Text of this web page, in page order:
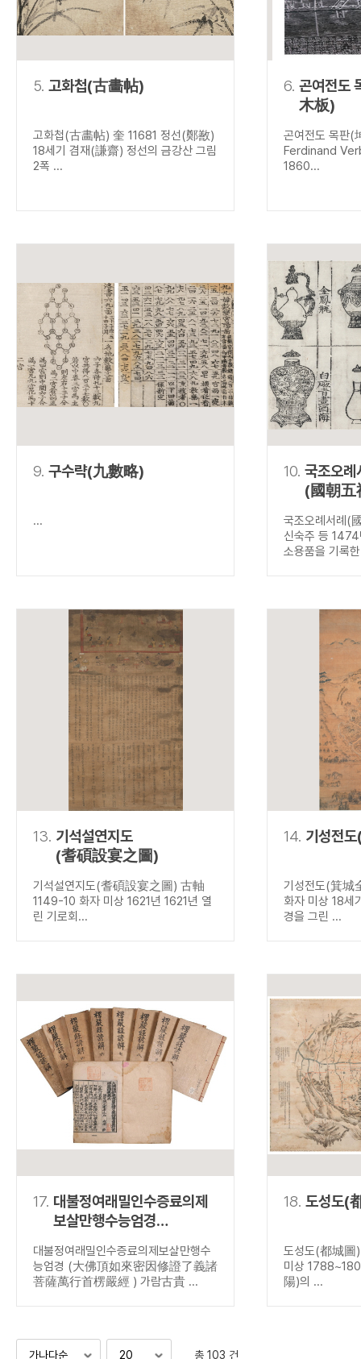
5. 고화첩(古畵帖)
고화첩(古畵帖) 奎 11681 정선(鄭敾)
18세기 겸재(謙齋) 정선의 금강산 그림
2폭 ...
6. 곤여전도
木板)
곤여전도 목판
Ferdinand
1860...
9. 구수략(九數略)
...
10. 국조오례
(國朝五
국조오례서례(
신숙주 등
소용품을 기록
13. 기석설연지도
(耆碩設宴之圖)
기석설연지도(耆碩設宴之圖) 古軸
1149-10 화자 미상 1621년 1621년 열
린 기로회...
14. 기성전
기성전도(箕
화자 미상 18세
경을 그린 ...
17. 대불정여래밀인수증료의제
보살만행수능엄경
義諸菩薩萬行首楞嚴經 )
대불정여래밀인수증료의제보살만행수
능엄경 (大佛頂如來密因修證了義諸
菩薩萬行首楞嚴經 ) 가람古貴 ...
18. 도성도(
도성도(都城
미상
陽)의 ...
총 103 건